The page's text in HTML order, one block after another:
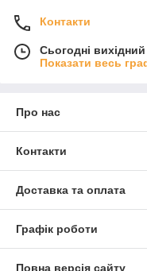
Контакти
Сьогодні вихідний
Показати весь
Про нас
Контакти
Доставка та оплата
Графік роботи
Повна версія сайту